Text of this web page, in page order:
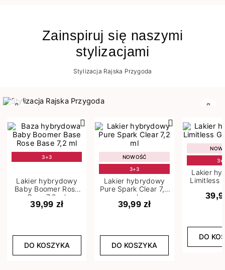
Zainspiruj się naszymi
stylizacjami
Stylizacja Rajska Przygoda
3+3
Lakier hybrydowy
Baby Boomer Rose
Base 7,2 ml
39,99 zł
DO KOSZYKA
NOWOŚĆ
3+3
Lakier hybrydowy
Pure Spark Clear 7,2
ml
39,99 zł
DO KOSZYKA
Lakier
Limitless
DO